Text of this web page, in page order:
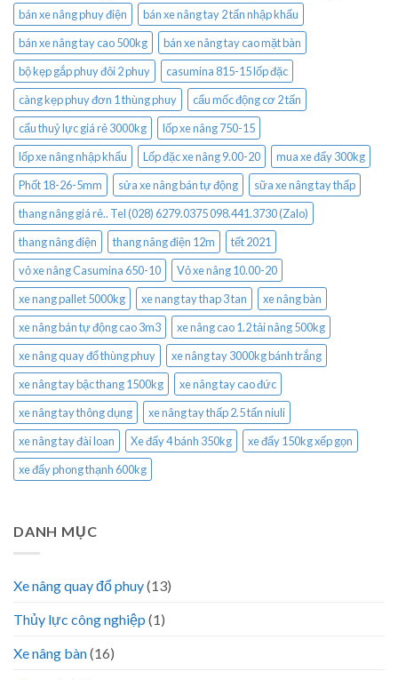
bán xe nâng phuy điện
bán xe nâng tay 2 tấn nhập khẩu
bán xe nâng tay cao 500kg
bán xe nâng tay cao mặt bàn
bộ kẹp gắp phuy đôi 2 phuy
casumina 815-15 lốp đặc
càng kẹp phuy đơn 1 thùng phuy
cẩu mốc động cơ 2 tấn
cẩu thuỷ lực giá rẻ 3000kg
lốp xe nâng 750-15
lốp xe nâng nhập khẩu
Lốp đặc xe nâng 9.00-20
mua xe đẩy 300kg
Phốt 18-26-5mm
sửa xe nâng bán tự động
sữa xe nâng tay thấp
thang nâng giá rẻ.. Tel (028) 6279.0375 098.441.3730 (Zalo)
thang nâng điện
thang nâng điện 12m
tết 2021
vỏ xe nâng Casumina 650-10
Vỏ xe nâng 10.00-20
xe nang pallet 5000kg
xe nang tay thap 3 tan
xe nâng bàn
xe nâng bán tự động cao 3m3
xe nâng cao 1.2 tải nâng 500kg
xe nâng quay đổ thùng phuy
xe nâng tay 3000kg bánh trắng
xe nâng tay bậc thang 1500kg
xe nâng tay cao đức
xe nâng tay thông dụng
xe nâng tay thấp 2.5 tấn niuli
xe nâng tay đài loan
Xe đẩy 4 bánh 350kg
xe đẩy 150kg xếp gọn
xe đẩy phong thạnh 600kg
DANH MỤC
Xe nâng quay đổ phuy(13)
Thủy lực công nghiệp (1)
Xe nâng bàn(16)